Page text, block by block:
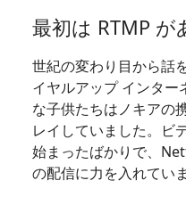
最初は RTMP が
世紀の変わり目から話
イヤルアップ インタ
な子供たちはノキアの
レイしていました。ビ
始まったばかりで、
の配信に力を入れていま